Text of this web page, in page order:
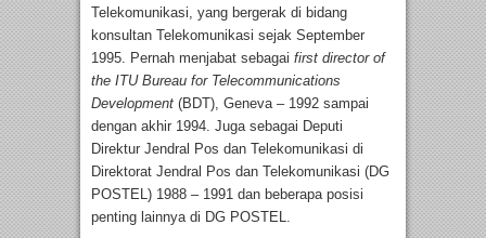
Telekomunikasi, yang bergerak di bidang
konsultan Telekomunikasi sejak September
1995. Pernah menjabat sebagai first director of
the ITU Bureau for Telecommunications
Development (BDT), Geneva – 1992 sampai
dengan akhir 1994. Juga sebagai Deputi
Direktur Jendral Pos dan Telekomunikasi di
Direktorat Jendral Pos dan Telekomunikasi (DG
POSTEL) 1988 – 1991 dan beberapa posisi
penting lainnya di DG POSTEL.